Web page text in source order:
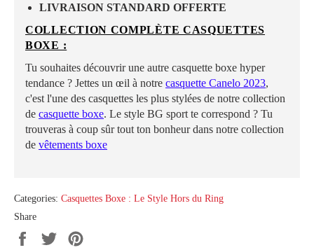
LIVRAISON STANDARD OFFERTE
COLLECTION COMPLÈTE CASQUETTES
BOXE :
Tu souhaites découvrir une autre casquette boxe hyper
tendance ? Jettes un œil à notre casquette Canelo 2023,
c'est l'une des casquettes les plus stylées de notre collection
de casquette boxe. Le style BG sport te correspond ? Tu
trouveras à coup sûr tout ton bonheur dans notre collection
de vêtements boxe
Categories: Casquettes Boxe : Le Style Hors du Ring
Share
Share
Tweet